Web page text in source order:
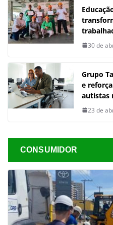
30 de
Grupo
e
autistas
23 de
CONSUMIDOR